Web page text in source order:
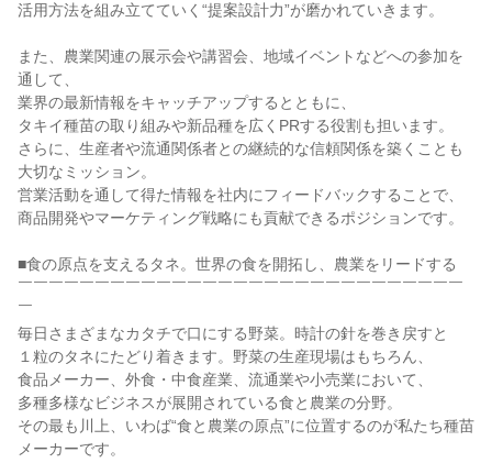
活用方法を組み立てていく“提案設計力”が磨かれていきます。
また、農業関連の展示会や講習会、地域イベントなどへの参加を
通して、
業界の最新情報をキャッチアップするとともに、
タキイ種苗の取り組みや新品種を広くPRする役割も担います。
さらに、生産者や流通関係者との継続的な信頼関係を築くことも
大切なミッション。
営業活動を通して得た情報を社内にフィードバックすることで、
商品開発やマーケティング戦略にも貢献できるポジションです。
■食の原点を支えるタネ。世界の食を開拓し、農業をリードする
￣￣￣￣￣￣￣￣￣￣￣￣￣￣￣￣￣￣￣￣￣￣￣￣￣￣￣￣￣
￣
毎日さまざまなカタチで口にする野菜。時計の針を巻き戻すと
１粒のタネにたどり着きます。野菜の生産現場はもちろん、
食品メーカー、外食・中食産業、流通業や小売業において、
多種多様なビジネスが展開されている食と農業の分野。
その最も川上、いわば“食と農業の原点”に位置するのが私たち種苗
メーカーです。